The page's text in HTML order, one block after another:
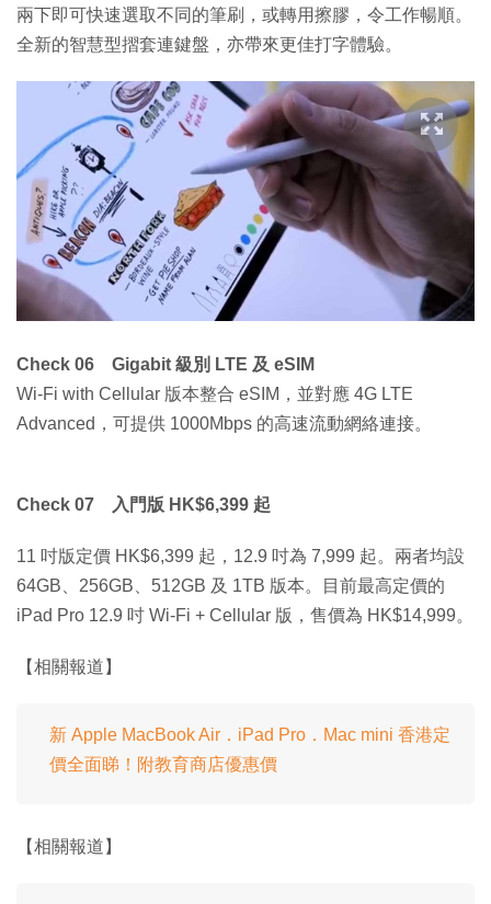
兩下即可快速選取不同的筆刷，或轉用擦膠，令工作暢順。
全新的智慧型摺套連鍵盤，亦帶來更佳打字體驗。
Check 06 Gigabit 級別 LTE 及 eSIM
Wi-Fi with Cellular 版本整合 eSIM，並對應 4G LTE
Advanced，可提供 1000Mbps 的高速流動網絡連接。
Check 07 入門版 HK$6,399 起
11 吋版定價 HK$6,399 起，12.9 吋為 7,999 起。兩者均設
64GB、256GB、512GB 及 1TB 版本。目前最高定價的
iPad Pro 12.9 吋 Wi-Fi + Cellular 版，售價為 HK$14,999。
【相關報道】
新 Apple MacBook Air．iPad Pro．Mac mini 香港定
價全面睇！附教育商店優惠價
【相關報道】